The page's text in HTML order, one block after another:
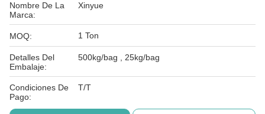
Nombre De La
Marca:
Xinyue
MOQ: 1 Ton
Detalles Del
Embalaje:
500kg/bag , 25kg/bag
Condiciones De
Pago:
T/T